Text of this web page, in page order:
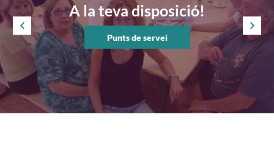
A la teva disposició!
Punts de servei